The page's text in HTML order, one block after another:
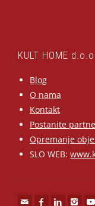
KULT HOME d.o.o.
Blog
O nama
Kontakt
Postanite
Opremanje
SLO WEB: